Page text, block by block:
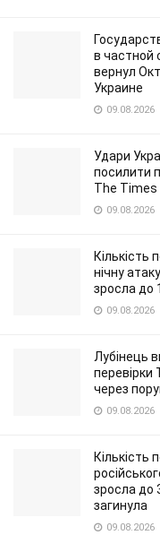
в частной
вернул
Украине
09.08.2026
Удари
посилити
The Times
09.08.2026
Кількість
нічну
зросла до
09.08.2026
Лубінець
перевірки
через
09.08.2026
Кількість
зросла до
загинула
09.08.2026